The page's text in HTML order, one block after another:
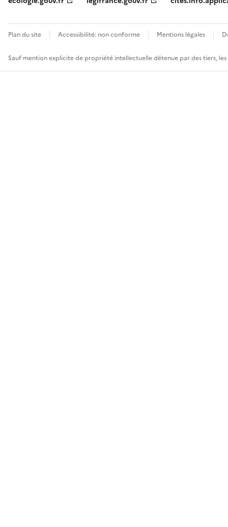
Plan du site Accessibilité: non conforme Mentions légales
Sauf mention explicite de propriété intellectuelle détenue par des tiers,